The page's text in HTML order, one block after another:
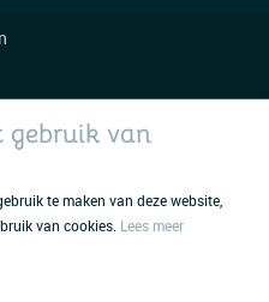
gebruik van
te maken van deze website,
van cookies. Lees meer